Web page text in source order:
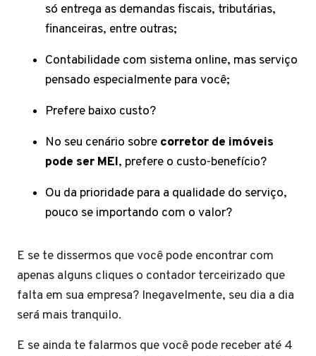
só entrega as demandas fiscais, tributárias,
financeiras, entre outras;
Contabilidade com sistema online, mas serviço
pensado especialmente para você;
Prefere baixo custo?
No seu cenário sobre corretor de imóveis
pode ser MEI, prefere o custo-benefício?
Ou da prioridade para a qualidade do serviço,
pouco se importando com o valor?
E se te dissermos que você pode encontrar com
apenas alguns cliques o contador terceirizado que
falta em sua empresa? Inegavelmente, seu dia a dia
será mais tranquilo.
E se ainda te falarmos que você pode receber até 4